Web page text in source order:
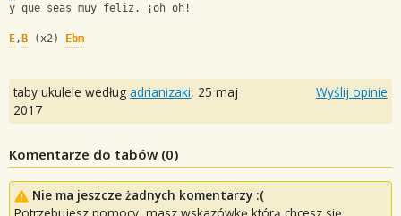
y que seas muy feliz. ¡oh oh!
E, B (x2) Ebm
taby ukulele według adrianizaki, 25 maj
2017
Wyślij opinie
Komentarze do tabów (0)
Nie ma jeszcze żadnych komentarzy :(
Potrzebujesz pomocy, masz wskazówkę którą chcesz się